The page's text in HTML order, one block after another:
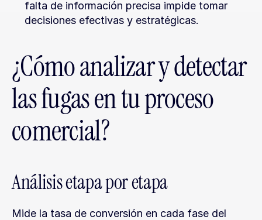
falta de información precisa impide tomar
decisiones efectivas y estratégicas.
¿Cómo analizar y detectar
las fugas en tu proceso
comercial?
Análisis etapa por etapa
Mide la tasa de conversión en cada fase del